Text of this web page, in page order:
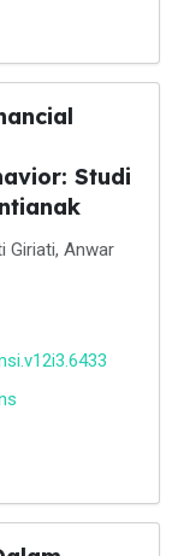
Studi
Giriati, Anwar